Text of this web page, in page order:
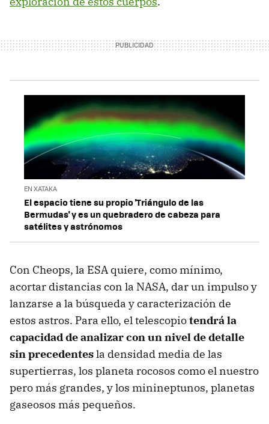
EN XATAKA
El espacio tiene su propio 'Triángulo de las
Bermudas' y es un quebradero de cabeza para
satélites y astrónomos
Con Cheops, la ESA quiere, como mínimo,
acortar distancias con la NASA, dar un impulso y
lanzarse a la búsqueda y caracterización de
estos astros. Para ello, el telescopiotendrá la
capacidad de analizar con un nivel de detalle
sin precedentesla densidad media de las
supertierras, los planeta rocosos como el nuestro
pero más grandes, y los minineptunos, planetas
gaseosos más pequeños.